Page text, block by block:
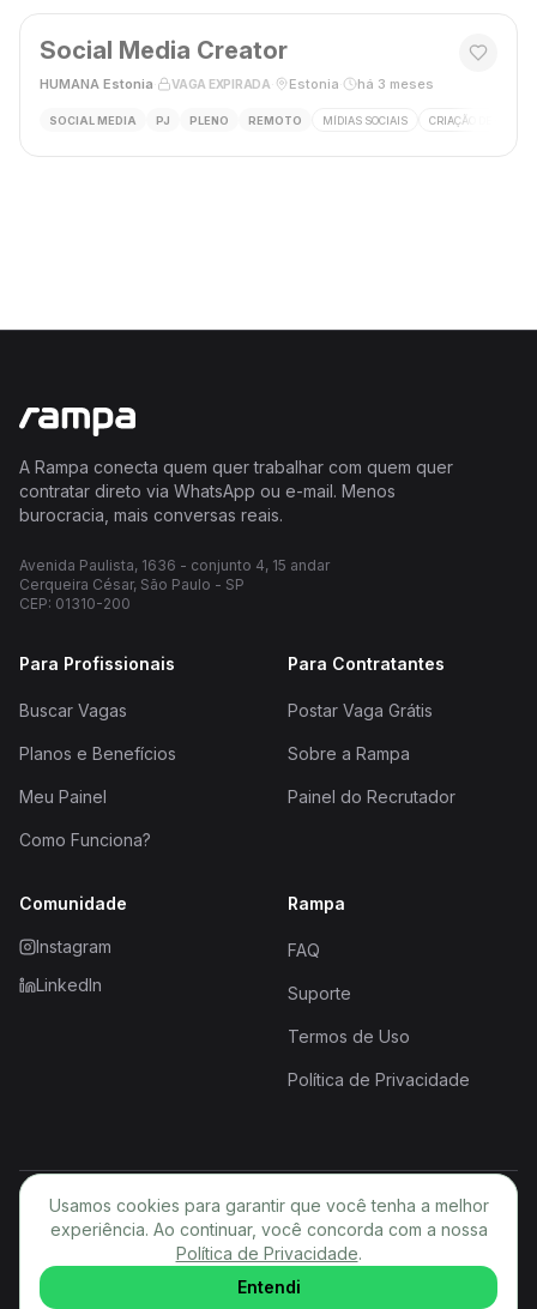
Social Media Creator
HUMANA Estonia VAGA EXPIRADA Estonia há 3 meses
SOCIAL MEDIA PJ PLENO REMOTO MÍDIAS SOCIAIS CRIAÇÃO DE
A Rampa conecta quem quer trabalhar com quem quer
contratar direto via WhatsApp ou e-mail. Menos
burocracia, mais conversas reais.
Avenida Paulista, 1636 - conjunto 4, 15 andar
Cerqueira César, São Paulo - SP
CEP: 01310-200
Para Profissionais
Buscar Vagas
Planos e Benefícios
Meu Painel
Como Funciona?
Para Contratantes
Postar Vaga Grátis
Sobre a Rampa
Painel do Recrutador
Comunidade
Instagram
LinkedIn
Rampa
FAQ
Suporte
Termos de Uso
Política de Privacidade
© 2026 Rampa. Todos os direitos reservados.
PT
Usamos cookies para garantir que você tenha a melhor
experiência. Ao continuar, você concorda com a nossa
Política de Privacidade.
Entendi